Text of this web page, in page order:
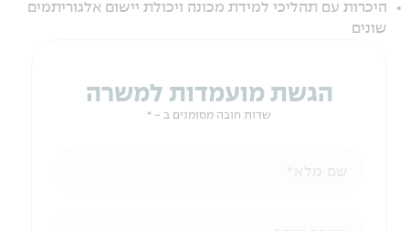
היכרות עם תהליכי למידת מכונה ויכולת יישום אלגוריתמים
שונים
הגשת מועמדות למשרה
שדות חובה מסומנים ב - *